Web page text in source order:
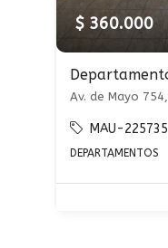
$ 360.000
MAU-225735
DEPARTAMENTOS